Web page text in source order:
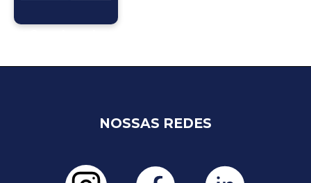
NOSSAS REDES